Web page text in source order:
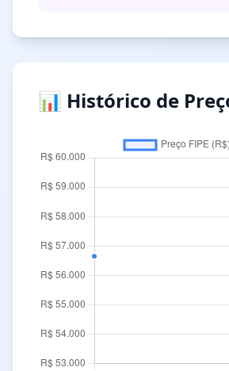
📊 Histórico de